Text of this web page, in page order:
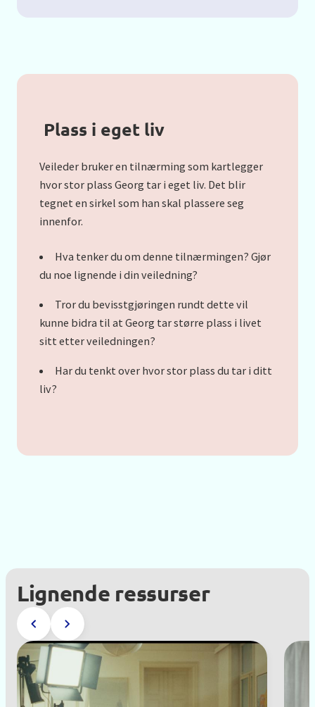
Plass i eget liv
Veileder bruker en tilnærming som kartlegger
hvor stor plass Georg tar i eget liv. Det blir
tegnet en sirkel som han skal plassere seg
innenfor.
Hva tenker du om denne tilnærmingen? Gjør
du noe lignende i din veiledning?
Tror du bevisstgjøringen rundt dette vil
kunne bidra til at Georg tar større plass i livet
sitt etter veiledningen?
Har du tenkt over hvor stor plass du tar i ditt
liv?
Lignende ressurser